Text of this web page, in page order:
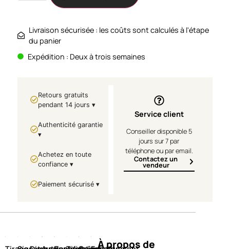
Livraison sécurisée : les coûts sont calculés à l'étape
du panier
Expédition : Deux à trois semaines
Retours gratuits
pendant 14 jours ▾
Authenticité garantie
▾
Achetez en toute
confiance ▾
Paiement sécurisé ▾
Service client
Conseiller disponible 5
jours sur 7 par
téléphone ou par email.
Contactez un
vendeur
À propos de